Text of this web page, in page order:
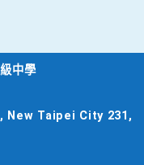
中學
New Taipei City 231,